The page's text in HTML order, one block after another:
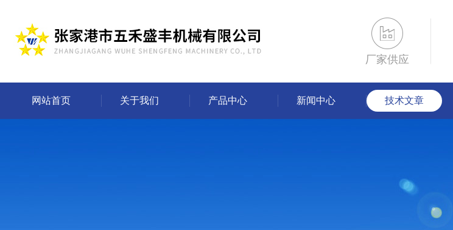
厂家供应
网站首页 关于我们 产品中心 新闻中心 技术文章